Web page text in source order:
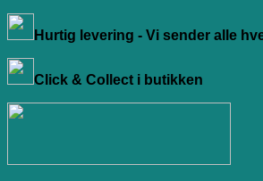
Hurtig levering - Vi sender alle
Click & Collect i butikken